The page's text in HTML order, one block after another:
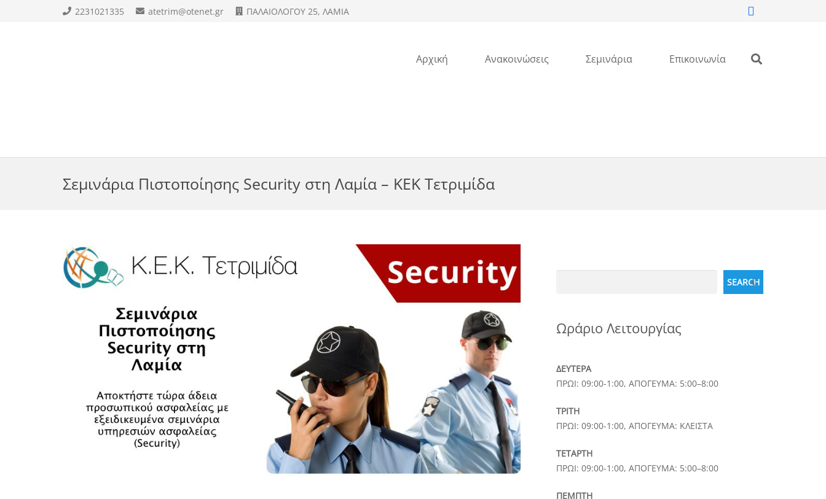
2231021335 atetrim@otenet.gr ΠΑΛΑΙΟΛΟΓΟΥ 25, ΛΑΜΙΑ
Αρχική Ανακοινώσεις Σεμινάρια Επικοινωνία
Σεμινάρια Πιστοποίησης Security στη Λαμία – ΚΕΚ Τετριμίδα
SEARCH
Ωράριο Λειτουργίας
ΔΕΥΤΕΡΑ
ΠΡΩΙ: 09:00-1:00, ΑΠΟΓΕΥΜΑ: 5:00–8:00
ΤΡΙΤΗ
ΠΡΩΙ: 09:00-1:00, ΑΠΟΓΕΥΜΑ: ΚΛΕΙΣΤΑ
ΤΕΤΑΡΤΗ
ΠΡΩΙ: 09:00-1:00, ΑΠΟΓΕΥΜΑ: 5:00–8:00
ΠΕΜΠΤΗ